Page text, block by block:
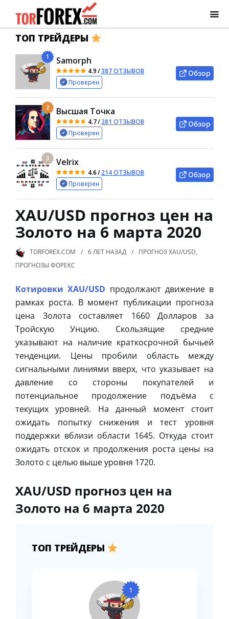
ТОП ТРЕЙДЕРЫ
1 Samorph
4.9/387 ОТЗЫВОВ
Проверен
Обзор
2 Высшая Точка
4.7/281 ОТЗЫВОВ
Проверен
Обзор
3 Velrix
4.6/214 ОТЗЫВОВ
Проверен
Обзор
XAU/USD прогноз цен на
Золото на 6 марта 2020
TORFOREX.COM 6 ЛЕТ НАЗАД ПРОГНОЗ XAU/USD,
ПРОГНОЗЫ ФОРЕКС
Котировки XAU/USD продолжают движение в
рамках роста. В момент публикации прогноза
цена Золота составляет 1660 Долларов за
Тройскую Унцию. Скользящие средние
указывают на наличие краткосрочной бычьей
тенденции. Цены пробили область между
сигнальными линиями вверх, что указывает на
давление со стороны покупателей и
потенциальное продолжение подъёма с
текущих уровней. На данный момент стоит
ожидать попытку снижения и тест уровня
поддержки вблизи области 1645. Откуда стоит
ожидать отскок и продолжения роста цены на
Золото с целью выше уровня 1720.
XAU/USD прогноз цен на
Золото на 6 марта 2020
ТОП ТРЕЙДЕРЫ
1